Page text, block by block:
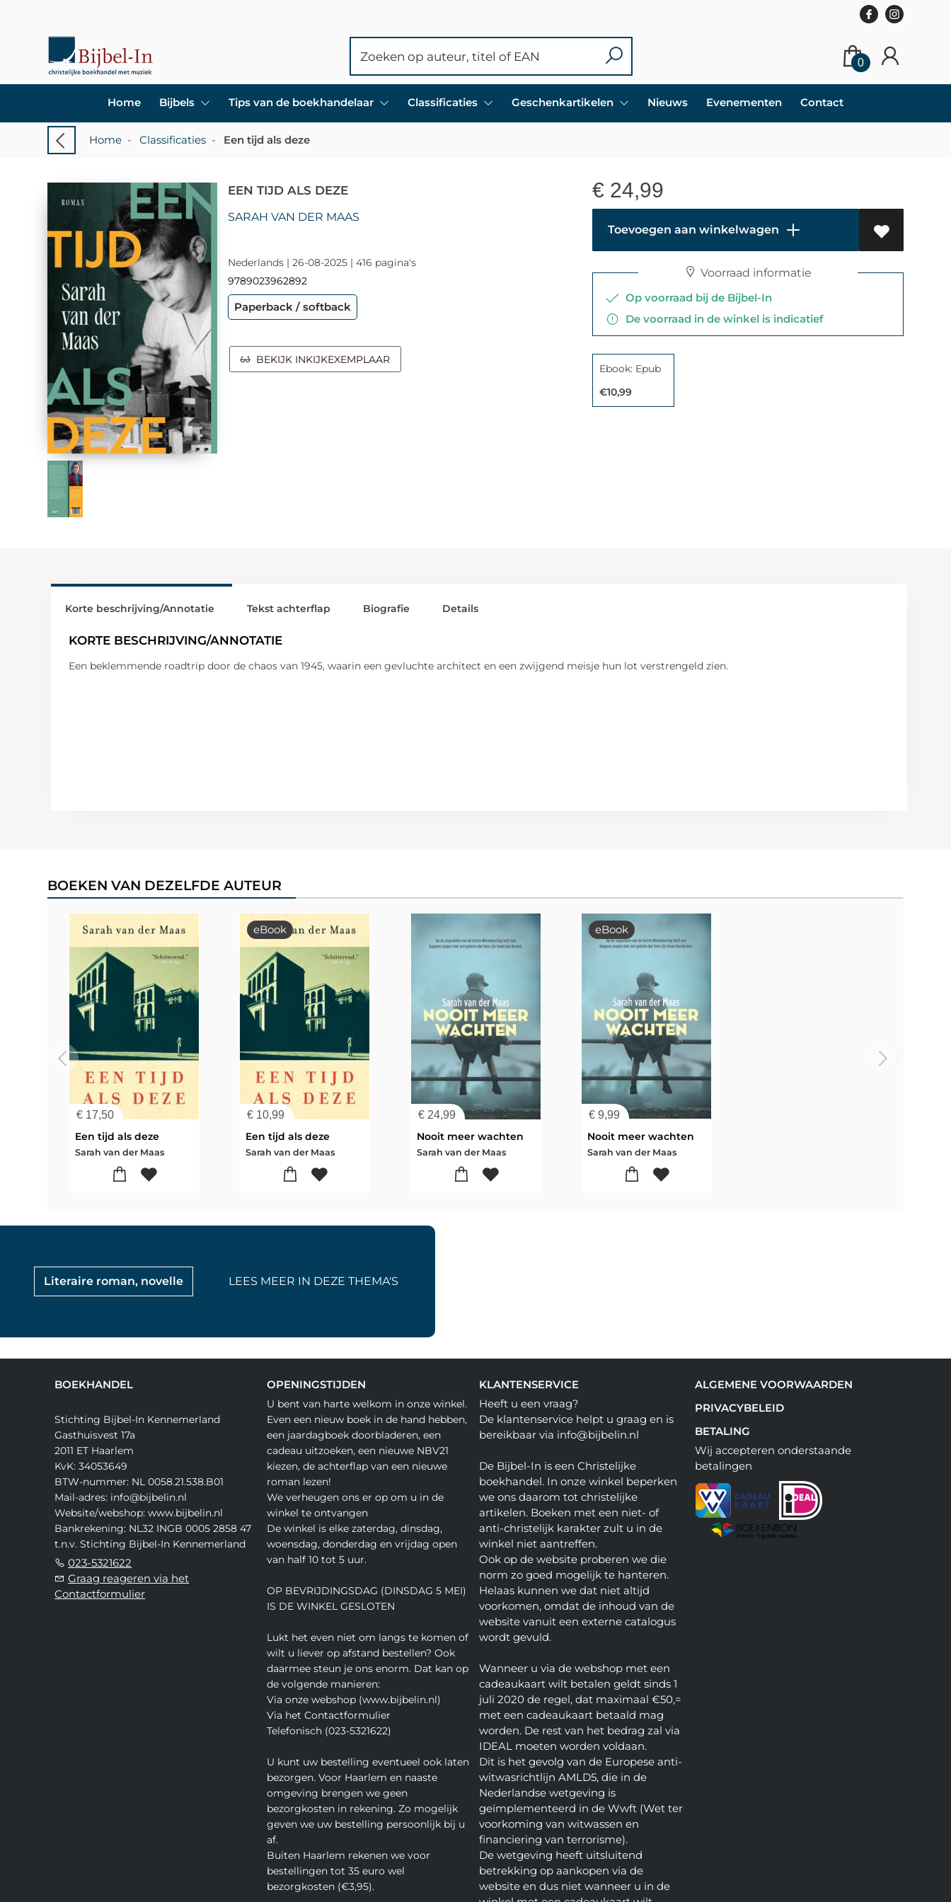
0
Home Bijbels Tips van de boekhandelaar Classificaties Geschenkartikelen Nieuws Evenementen Contact
Home - Classificaties - Een tijd als deze
EEN TIJD ALS DEZE
SARAH VAN DER MAAS
Nederlands | 26-08-2025 | 416 pagina's
9789023962892
Paperback / softback
BEKIJK INKIJKEXEMPLAAR
€ 24,99
Toevoegen aan winkelwagen
Voorraad informatie
Op voorraad bij de Bijbel-In
De voorraad in de winkel is indicatief
Ebook: Epub
€10,99
Korte beschrijving/Annotatie
KORTE BESCHRIJVING/ANNOTATIE
Een beklemmende roadtrip door de chaos van 1945, waarin een gevluchte architect en een zwijgend meisje hun lot verstrengeld zien.
Tekst achterflap Biografie Details
BOEKEN VAN DEZELFDE AUTEUR
€ 17,50
Een tijd als deze
Sarah van der Maas
€ 10,99
eBook
Een tijd als deze
Sarah van der Maas
€24,99
Nooit meer wachten
Sarah van der Maas
€9,99
eBook
Nooit meer wachten
Sarah van der Maas
Literaire roman, novelle LEES MEER IN DEZE THEMA'S
BOEKHANDEL
Stichting Bijbel-In Kennemerland
Gasthuisvest 17a
2011 ET Haarlem
KvK: 34053649
BTW-nummer: NL 0058.21.538.B01
Mail-adres: info@bijbelin.nl
Website/webshop: www.bijbelin.nl
Bankrekening: NL32 INGB 0005 2858 47
t.n.v. Stichting Bijbel-In Kennemerland
023-5321622
Graag reageren via het
Contactformulier
OPENINGSTIJDEN
U bent van harte welkom in onze winkel.
Even een nieuw boek in de hand hebben,
een jaardagboek doorbladeren, een
cadeau uitzoeken, een nieuwe NBV21
kiezen, de achterflap van een nieuwe
roman lezen!
We verheugen ons er op om u in de
winkel te ontvangen
De winkel is elke zaterdag, dinsdag,
woensdag, donderdag en vrijdag open
van half 10 tot 5 uur.
OP BEVRIJDINGSDAG (DINSDAG 5 MEI)
IS DE WINKEL GESLOTEN
Lukt het even niet om langs te komen of
wilt u liever op afstand bestellen? Ook
daarmee steun je ons enorm. Dat kan op
de volgende manieren:
Via onze webshop (www.bijbelin.nl)
Via het Contactformulier
Telefonisch (023-5321622)
U kunt uw bestelling eventueel ook laten
bezorgen. Voor Haarlem en naaste
omgeving brengen we geen
bezorgkosten in rekening. Zo mogelijk
geven we uw bestelling persoonlijk bij u
af.
Buiten Haarlem rekenen we voor
bestellingen tot 35 euro wel
bezorgkosten (€3,95).
KLANTENSERVICE
Heeft u een vraag?
De klantenservice helpt u graag en is
bereikbaar via info@bijbelin.nl
De Bijbel-In is een Christelijke
boekhandel. In onze winkel beperken
we ons daarom tot christelijke
artikelen. Boeken met een niet- of
anti-christelijk karakter zult u in de
winkel niet aantreffen.
Ook op de website proberen we die
norm zo goed mogelijk te hanteren.
Helaas kunnen we dat niet altijd
voorkomen, omdat de inhoud van de
website vanuit een externe catalogus
wordt gevuld.
Wanneer u via de webshop met een
cadeaukaart wilt betalen geldt sinds 1
juli 2020 de regel, dat maximaal €50,=
met een cadeaukaart betaald mag
worden. De rest van het bedrag zal via
IDEAL moeten worden voldaan.
Dit is het gevolg van de Europese anti-
witwasrichtlijn AMLD5, die in de
Nederlandse wetgeving is
geïmplementeerd in de Wwft (Wet ter
voorkoming van witwassen en
financiering van terrorisme).
De wetgeving heeft uitsluitend
betrekking op aankopen via de
website en dus niet wanneer u in de
ALGEMENE VOORWAARDEN
PRIVACYBELEID
BETALING
Wij accepteren onderstaande
betalingen